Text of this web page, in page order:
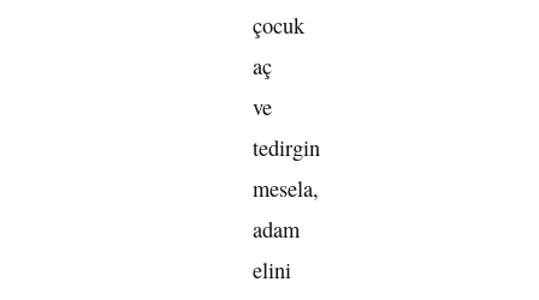
çocuk
aç
ve
tedirgin
mesela,
adam
elini